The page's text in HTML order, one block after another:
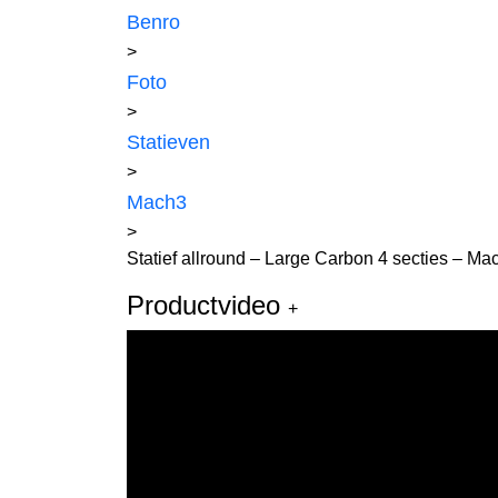
Benro
>
Foto
>
Statieven
>
Mach3
>
Statief allround – Large Carbon 4 secties –
Productvideo +